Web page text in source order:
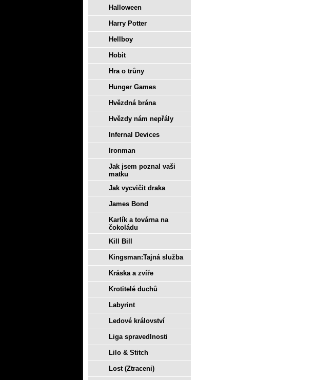
Halloween
Harry Potter
Hellboy
Hobit
Hra o trůny
Hunger Games
Hvězdná brána
Hvězdy nám nepřály
Infernal Devices
Ironman
Jak jsem poznal vaši
matku
Jak vycvičit draka
James Bond
Karlík a továrna na
čokoládu
Kill Bill
Kingsman:Tajná služba
Kráska a zvíře
Krotitelé duchů
Labyrint
Ledové království
Liga spravedlnosti
Lilo & Stitch
Lost (Ztraceni)